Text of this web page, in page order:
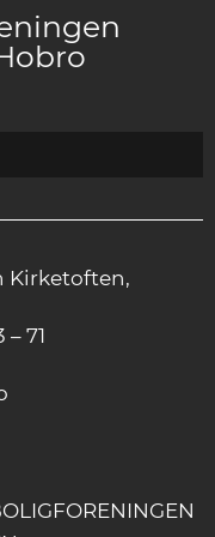
Kirketoften,
71